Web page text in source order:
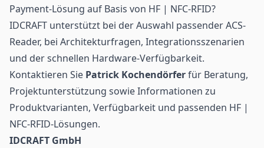
Payment-Lösung auf Basis von HF | NFC-RFID?
IDCRAFT unterstützt bei der Auswahl passender ACS-
Reader, bei Architekturfragen, Integrationsszenarien
und der schnellen Hardware-Verfügbarkeit.
Kontaktieren Sie Patrick Kochendörferfür Beratung,
Projektunterstützung sowie Informationen zu
Produktvarianten, Verfügbarkeit und passenden HF |
NFC-RFID-Lösungen.
IDCRAFT GmbH